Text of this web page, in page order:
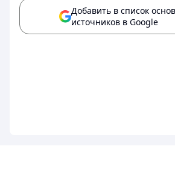
Добавить в список
источников в Google